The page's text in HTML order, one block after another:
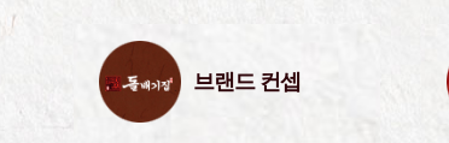
브랜드 컨셉